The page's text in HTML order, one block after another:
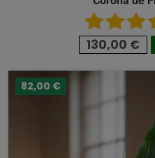
130,00 €
82,00 €